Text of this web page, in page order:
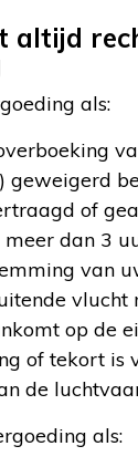
altijd
als:
geweigerd
of
dan 3
van
vlucht
op de
of tekort is
de
als: